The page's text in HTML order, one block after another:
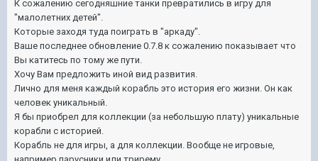
К сожалению сегодняшние танки превратились в игру для
"малолетних детей".
Которые заходя туда поиграть в "аркаду".
Ваше последнее обновление 0.7.8 к сожалению показывает что
Вы катитесь по тому же пути.
Хочу Вам предложить иной вид развития.
Лично для меня каждый корабль это история его жизни. Он как
человек уникальный.
Я бы приобрел для коллекции (за небольшую плату) уникальные
корабли с историей.
Корабль не для игры, а для коллекции. Вообще не игровые,